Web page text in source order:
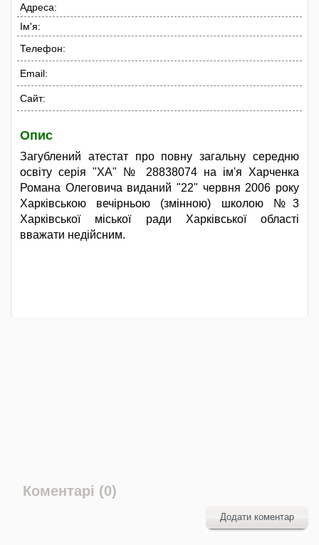
Адреса:
Ім'я:
Телефон:
Email:
Сайт:
Опис
Загублений атестат про повну загальну середню
освіту серія "ХА" № 28838074 на ім'я Харченка
Романа Олеговича виданий "22" червня 2006 року
Харківською вечірньою (змінною) школою №3
Харківської міської ради Харківської області
вважати недійсним.
Коментарі (0)
Додати коментар